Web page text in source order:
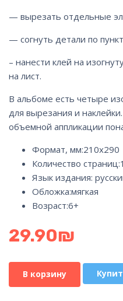
— вырезать отдельные
— согнуть детали по
– нанести клей на
на лист.
В альбоме есть четыре
для вырезания и
объемной аппликации
Формат, мм:210х290
Количество страниц:
Язык издания:
Обложка:мягкая
Возраст:6+
29.90₪
В корзину